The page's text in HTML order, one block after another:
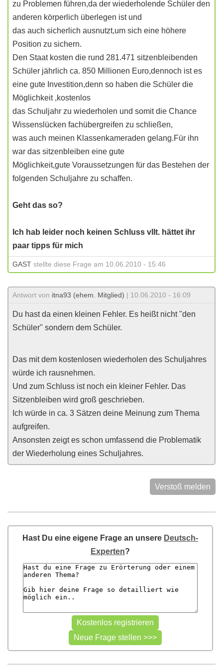
zu Problemen führen,da der wiederholende Schüler den
anderen körperlich überlegen ist und
das auch sicherlich ausnutzt,um sich eine höhere
Position zu sichern.
Den Staat kosten die rund 281.471 sitzenbleibenden
Schüler jährlich ca. 850 Millionen Euro,dennoch ist es
eine gute Investition,denn so haben die Schüler die
Möglichkeit ,kostenlos
das Schuljahr zu wiederholen und somit die Chance
Wissenslücken fachübergreifen zu schließen,
was auch meinen Klassenkameraden gelang.Für ihn
war das sitzenbleiben eine gute
Möglichkeit,gute Voraussetzungen für das Bestehen der
folgenden Schuljahre zu schaffen.
Geht das so?
Ich hab leider noch keinen Schluss vllt. hättet ihr
paar tipps für mich
GAST stellte diese Frage am 10.06.2010 - 15:46
Antwort von itna93 (ehem. Mitglied) | 10.06.2010 - 16:09
Du hast da einen kleinen Fehler. Es heißt nicht "den
Schüler" sondern dem Schüler.
Das mit dem kostenlosen wiederholen des Schuljahres
würde ich rausnehmen.
Und zum Schluss ist noch ein kleiner Fehler. Das
Sitzenbleiben wird groß geschrieben.
Ich würde in ca. 3 Sätzen deine Meinung zum Thema
aufgreifen.
Ansonsten zeigt es schon umfassend die Problematik
der Wiederholung eines Schuljahres.
Verstoß melden
Hast Du eine eigene Frage an unsere Deutsch-
Experten?